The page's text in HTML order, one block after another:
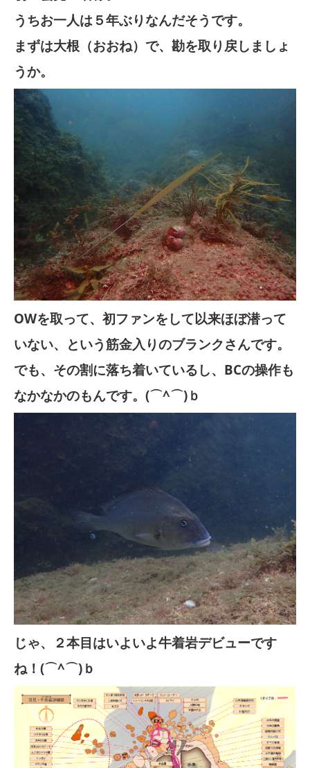
うちお一人は５年ぶりなんだそうです。
まずは大根（おおね）で、勘を取り戻しましょ
うか。
OWを取って、初ファンをして以来ほぼ潜って
いない、という筋金入りのブランクさんです。
でも、その割に落ち着いているし、BCの操作も
なかなかのもんです。(⌒^⌒)ｂ
じゃ、２本目はいよいよ牛着岩デビューです
ね！(⌒^⌒)ｂ